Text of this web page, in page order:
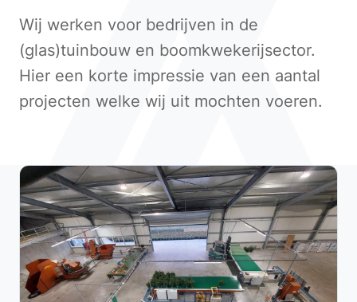
Wij werken voor bedrijven in de
(glas)tuinbouw en boomkwekerijsector.
Hier een korte impressie van een aantal
projecten welke wij uit mochten voeren.